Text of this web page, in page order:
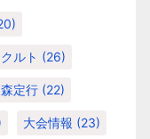
ルト (26)
定行 (22)
大会情報 (23)